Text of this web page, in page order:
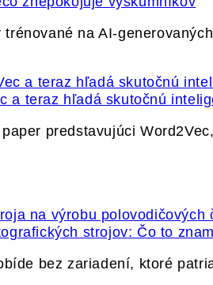
na AI-
a teraz hľadá skutočnú
predstavujúci
strojov: Čo to
bez zariadení, ktoré